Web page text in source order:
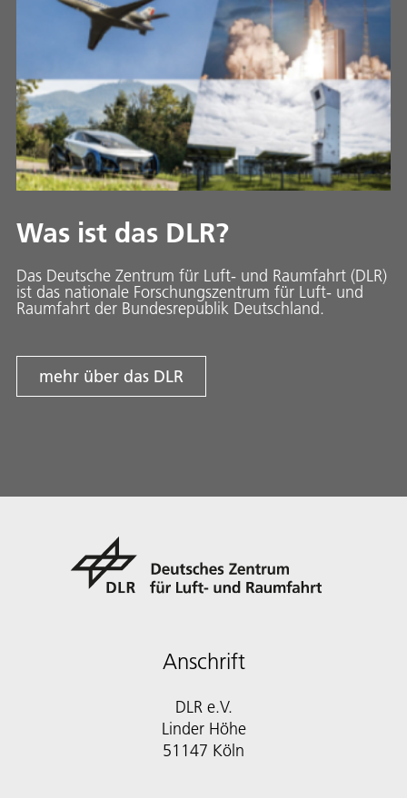
Was ist das DLR?
Das Deutsche Zentrum für Luft- und Raumfahrt (DLR)
ist das nationale Forschungszentrum für Luft- und
Raumfahrt der Bundesrepublik Deutschland.
mehr über das DLR
Anschrift
DLR e.V.
Linder Höhe
51147 Köln